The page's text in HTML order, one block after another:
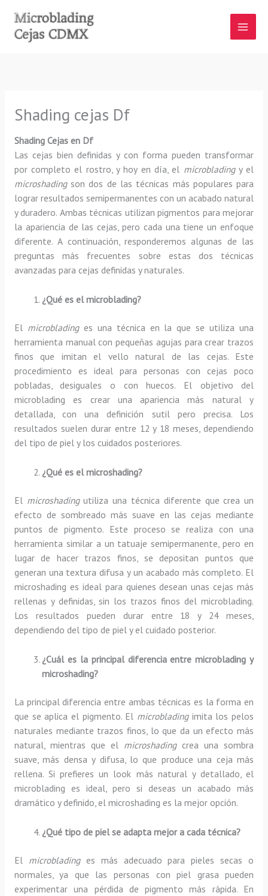
contenido
Shading cejas Df
Shading Cejas en Df
Las cejas bien definidas y con forma pueden transformar
por completo el rostro, y hoy en día, el microbladingy el
microshadingson dos de las técnicas más populares para
lograr resultados semipermanentes con un acabado natural
y duradero. Ambas técnicas utilizan pigmentos para mejorar
la apariencia de las cejas, pero cada una tiene un enfoque
diferente. A continuación, responderemos algunas de las
preguntas más frecuentes sobre estas dos técnicas
avanzadas para cejas definidas y naturales.
¿Qué es el microblading?
El microbladinges una técnica en la que se utiliza una
herramienta manual con pequeñas agujas para crear trazos
finos que imitan el vello natural de las cejas. Este
procedimiento es ideal para personas con cejas poco
pobladas, desiguales o con huecos. El objetivo del
microblading es crear una apariencia más natural y
detallada, con una definición sutil pero precisa. Los
resultados suelen durar entre 12 y 18 meses, dependiendo
del tipo de piel y los cuidados posteriores.
¿Qué es el microshading?
El microshadingutiliza una técnica diferente que crea un
efecto de sombreado más suave en las cejas mediante
puntos de pigmento. Este proceso se realiza con una
herramienta similar a un tatuaje semipermanente, pero en
lugar de hacer trazos finos, se depositan puntos que
generan una textura difusa y un acabado más completo. El
microshading es ideal para quienes desean unas cejas más
rellenas y definidas, sin los trazos finos del microblading.
Los resultados pueden durar entre 18 y 24 meses,
dependiendo del tipo de piel y el cuidado posterior.
¿Cuál es la principal diferencia entre microblading y
microshading?
La principal diferencia entre ambas técnicas es la forma en
que se aplica el pigmento. El microbladingimita los pelos
naturales mediante trazos finos, lo que da un efecto más
natural, mientras que el microshadingcrea una sombra
suave, más densa y difusa, lo que produce una ceja más
rellena. Si prefieres un look más natural y detallado, el
microblading es ideal, pero si deseas un acabado más
dramático y definido, el microshading es la mejor opción.
¿Qué tipo de piel se adapta mejor a cada técnica?
El microbladinges más adecuado para pieles secas o
normales, ya que las personas con piel grasa pueden
experimentar una pérdida de pigmento más rápida. En